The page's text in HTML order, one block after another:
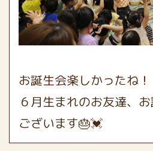
お誕生会楽しかったね！
６月生まれのお友達、
ございます🎂💓